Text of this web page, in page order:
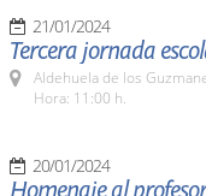
21/01/2024
Tercera jornada
Aldehuela de los
Hora: 11:00 h.
20/01/2024